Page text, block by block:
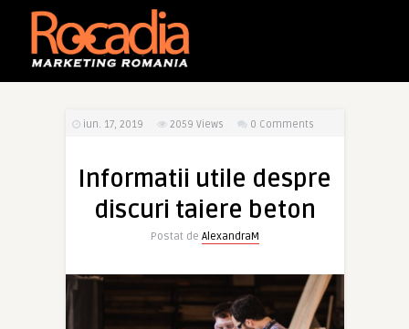
iun. 17, 2019 2059 Views 0 Comments
Informatii utile despre
discuri taiere beton
Postat de AlexandraM